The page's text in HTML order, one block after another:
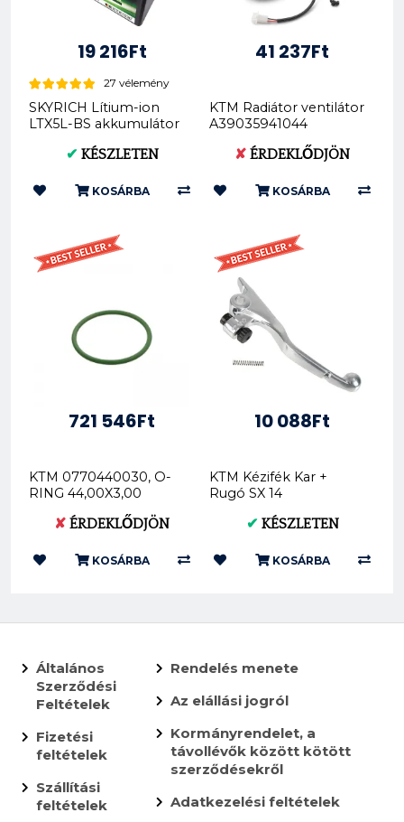
19 216Ft
27 vélemény
SKYRICH Lítium-ion
LTX5L-BS akkumulátor
HJTX5...
✔ KÉSZLETEN
KOSÁRBA
41 237Ft
KTM Radiátor ventilátor
A39035941044
✘ ÉRDEKLŐDJÖN
KOSÁRBA
721 546Ft
KTM 0770440030, O-
RING 44,00X3,00
PowerParts
✘ ÉRDEKLŐDJÖN
KOSÁRBA
10 088Ft
KTM Kézifék Kar +
Rugó SX 14
✔ KÉSZLETEN
KOSÁRBA
Általános
Szerződési
Feltételek
Fizetési
feltételek
Szállítási
feltételek
Rendelés menete
Az elállási jogról
Kormányrendelet, a
távollévők között kötött
szerződésekről
Adatkezelési feltételek